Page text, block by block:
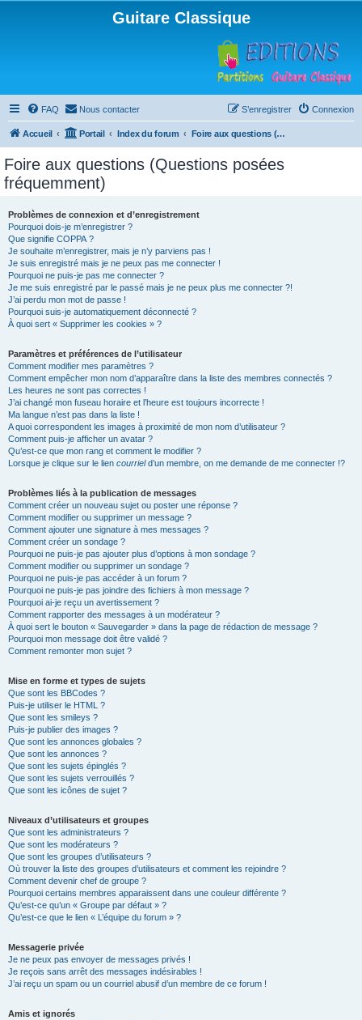
Guitare Classique
FAQ Nous contacter Connexion
S’enregistrer
Accueil Portail Index du forum Foire aux questions (Questions posées fréquemment)
Foire aux questions (Questions posées
fréquemment)
Problèmes de connexion et d’enregistrement
Pourquoi dois-je m’enregistrer ?
Que signifie COPPA ?
Je souhaite m’enregistrer, mais je n’y parviens pas !
Je suis enregistré mais je ne peux pas me connecter !
Pourquoi ne puis-je pas me connecter ?
Je me suis enregistré par le passé mais je ne peux plus me connecter ?!
J’ai perdu mon mot de passe !
Pourquoi suis-je automatiquement déconnecté ?
À quoi sert « Supprimer les cookies » ?
Paramètres et préférences de l’utilisateur
Comment modifier mes paramètres ?
Comment empêcher mon nom d’apparaître dans la liste des membres connectés ?
Les heures ne sont pas correctes !
J’ai changé mon fuseau horaire et l’heure est toujours incorrecte !
Ma langue n’est pas dans la liste !
A quoi correspondent les images à proximité de mon nom d’utilisateur ?
Comment puis-je afficher un avatar ?
Qu’est-ce que mon rang et comment le modifier ?
Lorsque je clique sur le lien courrield’un membre, on me demande de me connecter !?
Problèmes liés à la publication de messages
Comment créer un nouveau sujet ou poster une réponse ?
Comment modifier ou supprimer un message ?
Comment ajouter une signature à mes messages ?
Comment créer un sondage ?
Pourquoi ne puis-je pas ajouter plus d’options à mon sondage ?
Comment modifier ou supprimer un sondage ?
Pourquoi ne puis-je pas accéder à un forum ?
Pourquoi ne puis-je pas joindre des fichiers à mon message ?
Pourquoi ai-je reçu un avertissement ?
Comment rapporter des messages à un modérateur ?
À quoi sert le bouton « Sauvegarder » dans la page de rédaction de message ?
Pourquoi mon message doit être validé ?
Comment remonter mon sujet ?
Mise en forme et types de sujets
Que sont les BBCodes ?
Puis-je utiliser le HTML ?
Que sont les smileys ?
Puis-je publier des images ?
Que sont les annonces globales ?
Que sont les annonces ?
Que sont les sujets épinglés ?
Que sont les sujets verrouillés ?
Que sont les icônes de sujet ?
Niveaux d’utilisateurs et groupes
Que sont les administrateurs ?
Que sont les modérateurs ?
Que sont les groupes d’utilisateurs ?
Où trouver la liste des groupes d’utilisateurs et comment les rejoindre ?
Comment devenir chef de groupe ?
Pourquoi certains membres apparaissent dans une couleur différente ?
Qu’est-ce qu’un « Groupe par défaut » ?
Qu’est-ce que le lien « L’équipe du forum » ?
Messagerie privée
Je ne peux pas envoyer de messages privés !
Je reçois sans arrêt des messages indésirables !
J’ai reçu un spam ou un courriel abusif d’un membre de ce forum !
Amis et ignorés